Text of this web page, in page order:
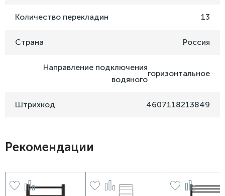
Количество перекладин 13
Страна Россия
Направление подключения
водяного
горизонтальное
Штрихкод 4607118213849
Рекомендации